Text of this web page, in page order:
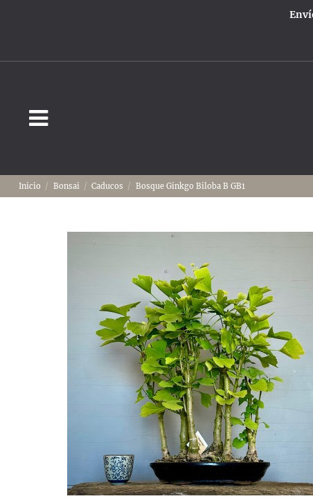
Inicio Bonsai Caducos Bosque Ginkgo Biloba B GB1